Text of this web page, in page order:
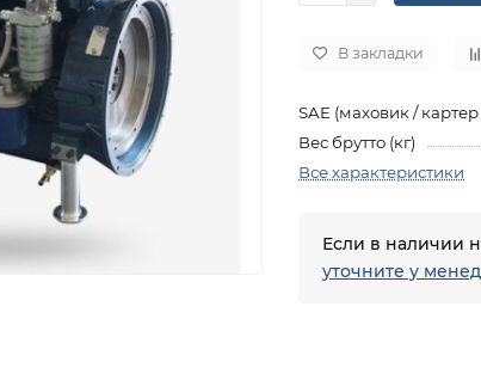
В закладки
SAE (маховик /
Вес брутто (кг)
Все характеристики
Если в наличии
уточните у